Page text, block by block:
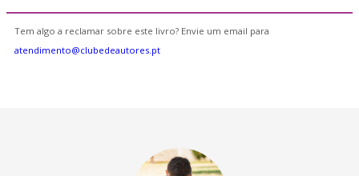
Tem algo a reclamar sobre este livro? Envie um email para
atendimento@clubedeautores.pt